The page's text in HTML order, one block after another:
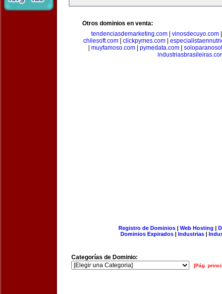
Otros dominios en venta:
tendenciasdemarketing.com| vinosdecuyo.com
chilesoft.com
clickpymes.com
muyfamoso.com pymedata.com
Registro de Dominios| Web Hosting |
Dominios Expirados | Industrias |
Categorías de Dominio:
[Pág.